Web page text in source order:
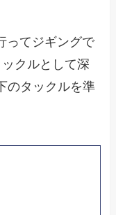
ってジギングで
クルとして深
のタックルを準